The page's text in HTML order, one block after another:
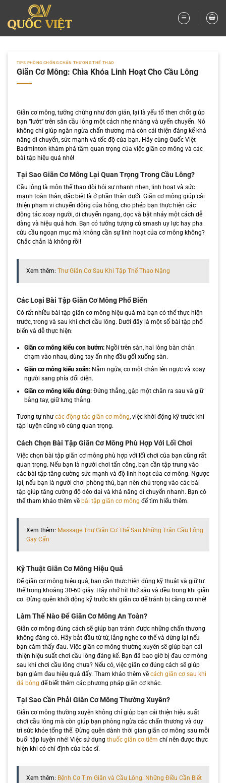
nội
dung
TIPS PHÒNG CHỐNG CHẤN THƯƠNG THỂ THAO
Giãn Cơ Mông: Chìa Khóa Linh Hoạt Cho Cầu Lông
Giãn cơ mông, tưởng chừng như đơn giản, lại là yếu tố then chốt giúp
bạn “lướt” trên sân cầu lông một cách nhẹ nhàng và uyển chuyển. Nó
không chỉ giúp ngăn ngừa chấn thương mà còn cải thiện đáng kể khả
năng di chuyển, sức mạnh và tốc độ của bạn. Hãy cùng Quốc Việt
Badminton khám phá tầm quan trọng của việc giãn cơ mông và các
bài tập hiệu quả nhé!
Tại Sao Giãn Cơ Mông Lại Quan Trọng Trong Cầu Lông?
Cầu lông là môn thể thao đòi hỏi sự nhanh nhẹn, linh hoạt và sức
mạnh toàn thân, đặc biệt là ở phần thân dưới. Giãn cơ mông giúp cải
thiện phạm vi chuyển động của hông, cho phép bạn thực hiện các
động tác xoay người, di chuyển ngang, dọc và bật nhảy một cách dễ
dàng và hiệu quả hơn. Bạn có tưởng tượng cú smash uy lực hay pha
cứu cầu ngoạn mục mà không cần sự linh hoạt của cơ mông không?
Chắc chắn là không rồi!
Xem thêm: Thư Giãn Cơ Sau Khi Tập Thể Thao Nặng
Các Loại Bài Tập Giãn Cơ Mông Phổ Biến
Có rất nhiều bài tập giãn cơ mông hiệu quả mà bạn có thể thực hiện
trước, trong và sau khi chơi cầu lông. Dưới đây là một số bài tập phổ
biến và dễ thực hiện:
Giãn cơ mông kiểu con bướm:Ngồi trên sàn, hai lòng bàn chân
chạm vào nhau, dùng tay ấn nhẹ đầu gối xuống sàn.
Giãn cơ mông kiểu xoắn:Nằm ngửa, co một chân lên ngực và xoay
người sang phía đối diện.
Giãn cơ mông kiểu đứng:Đứng thẳng, gập một chân ra sau và giữ
bằng tay, giữ lưng thẳng.
Tương tự nhưcác động tác giãn cơ mông, việc khởi động kỹ trước khi
tập luyện cũng vô cùng quan trọng.
Cách Chọn Bài Tập Giãn Cơ Mông Phù Hợp Với Lối Chơi
Việc chọn bài tập giãn cơ mông phù hợp với lối chơi của bạn cũng rất
quan trọng. Nếu bạn là người chơi tấn công, bạn cần tập trung vào
các bài tập tăng cường sức mạnh và độ linh hoạt của cơ mông. Ngược
lại, nếu bạn là người chơi phòng thủ, bạn nên chú trọng vào các bài
tập giúp tăng cường độ dẻo dai và khả năng di chuyển nhanh. Bạn có
thể tham khảo thêm về bài tập giãn cơ mông để tìm hiểu thêm.
Xem thêm: Massage Thư Giãn Cơ Thể Sau Những Trận Cầu Lông
Gay Cấn
Kỹ Thuật Giãn Cơ Mông Hiệu Quả
Để giãn cơ mông hiệu quả, bạn cần thực hiện đúng kỹ thuật và giữ tư
thế trong khoảng 30-60 giây. Hãy nhớ hít thở sâu và đều trong khi giãn
cơ. Đừng quên khởi động kỹ trước khi giãn cơ để tránh bị căng cơ nhé!
Làm Thế Nào Để Giãn Cơ Mông An Toàn?
Giãn cơ mông đúng cách sẽ giúp bạn tránh được những chấn thương
không đáng có. Hãy bắt đầu từ từ, lắng nghe cơ thể và dừng lại nếu
bạn cảm thấy đau. Việc giãn cơ mông thường xuyên sẽ giúp bạn cải
thiện hiệu suất chơi cầu lông đáng kể. Bạn đã bao giờ bị đau cơ mông
sau khi chơi cầu lông chưa? Nếu có, việc giãn cơ đúng cách sẽ giúp
bạn giảm đau hiệu quả đấy. Tham khảo thêm về cách giãn cơ sau khi
đá bóng để biết thêm các phương pháp giãn cơ khác.
Tại Sao Cần Phải Giãn Cơ Mông Thường Xuyên?
Giãn cơ mông thường xuyên không chỉ giúp bạn cải thiện hiệu suất
chơi cầu lông mà còn giúp bạn phòng ngừa các chấn thương và duy
trì sức khỏe tổng thể. Đừng quên dành thời gian giãn cơ mông sau mỗi
buổi tập luyện nhé! Việc sử dụng thuốc giãn cơ tiêm chỉ nên được thực
hiện khi có chỉ định của bác sĩ.
Xem thêm: Bệnh Cơ Tim Giãn và Cầu Lông: Những Điều Cần Biết